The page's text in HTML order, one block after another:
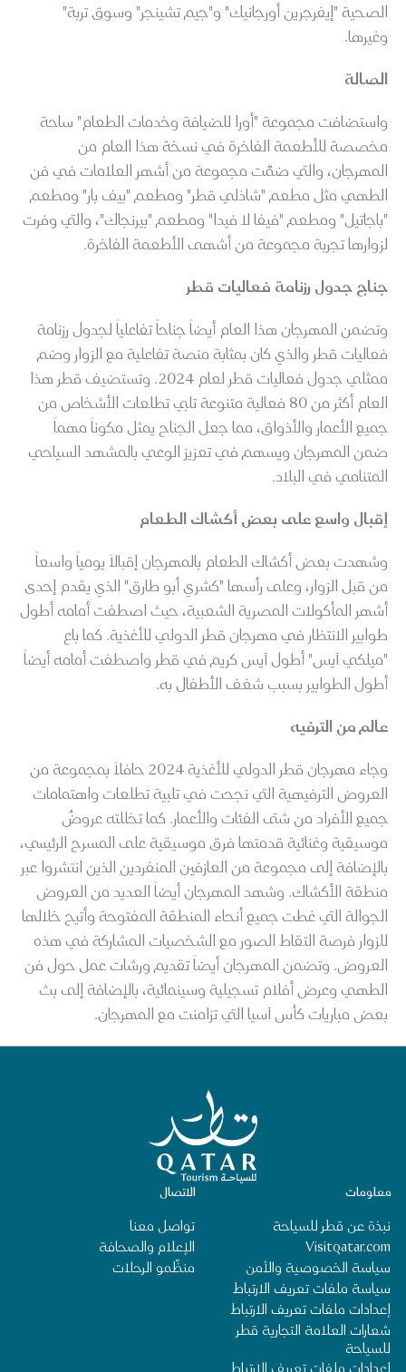
الصحية "إيفرجرين أورجانيك" و"جيم تشينجر" وسوق تربة"
وغيرها.
الصالة
واستضافت مجموعة "أورا للضيافة وخدمات الطعام" ساحة
مخصصة للأطعمة الفاخرة في نسخة هذا العام من
المهرجان، والتي ضمَّت مجموعة من أشهر العلامات في فن
الطهي مثل مطعم "شاذلي قطر" ومطعم "بيف بار" ومطعم
"باجاتيل" ومطعم "فيفا لا فيدا" ومطعم "بيرنجاك"، والتي وفرت
لزوارها تجربة مجموعة من أشهى الأطعمة الفاخرة.
جناج جدول رزنامة فعاليات قطر
وتضمن المهرجان هذا العام أيضاً جناحاً تفاعلياً لجدول رزنامة
فعاليات قطر والذي كان بمثابة منصة تفاعلية مع الزوار وضم
ممثلي جدول فعاليات قطر لعام 2024. وتستضيف قطر هذا
العام أكثر من 80 فعالية متنوعة تلبي تطلعات الأشخاص من
جميع الأعمار والأذواق، مما جعل الجناح يمثل مكوناً مهماً
ضمن المهرجان ويسهم في تعزيز الوعي بالمشهد السياحي
المتنامي في البلاد.
إقبال واسع على بعض أكشاك الطعام
وشهدت بعض أكشاك الطعام بالمهرجان إقبالاً يومياً واسعاً
من قبل الزوار، وعلى رأسها "كشري أبو طارق" الذي يقدم إحدى
أشهر المأكولات المصرية الشعبية، حيث اصطفت أمامه أطول
طوابير الانتظار في مهرجان قطر الدولي للأغذية. كما باع
"ميلكي آيس" أطول آيس كريم في قطر واصطفت أمامه أيضاً
أطول الطوابير بسبب شغف الأطفال به.
عالم من الترفيه
وجاء مهرجان قطر الدولي للأغذية 2024 حافلاً بمجموعة من
العروض الترفيهية التي نجحت في تلبية تطلعات واهتمامات
جميع الأفراد من شتى الفئات والأعمار. كما تخللته عروضٌ
موسيقية وغنائية قدمتها فرق موسيقية على المسرح الرئيسي،
بالإضافة إلى مجموعة من العازفين المنفردين الذين انتشروا عبر
منطقة الأكشاك. وشهد المهرجان أيضاً العديد من العروض
الجوالة التي غطت جميع أنحاء المنطقة المفتوحة وأتيح خلالها
للزوار فرصة التقاط الصور مع الشخصيات المشاركة في هذه
العروض. وتضمن المهرجان أيضاً تقديم ورشات عمل حول فن
الطهي وعرض أفلام تسجيلية وسينمائية، بالإضافة إلى بث
بعض مباريات كأس آسيا التي تزامنت مع المهرجان.
الصفحة الرئيسية لقطر للسياحة
الاتصال
تواصل معنا
الإعلام والصحافة
منظِّمو الرحلات
معلومات
نبذة عن قطر للسياحة
Visitqatar.com
سياسة الخصوصية والأمن
سياسة ملفات تعريف الارتباط
إعدادات ملفات تعريف الارتباط
شعارات العلامة التجارية قطر
للسياحة